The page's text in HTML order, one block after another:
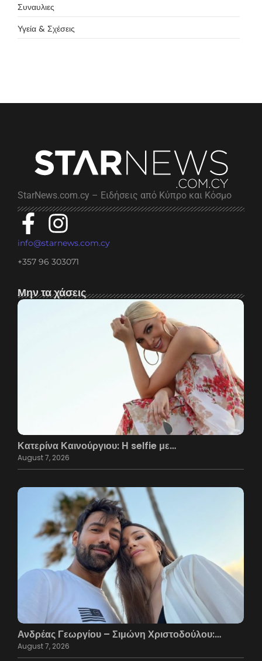
Συναυλιες
Υγεία & Σχέσεις
StarNews.com.cy – Ειδήσεις από Κύπρο και Κόσμο
info@starnews.com.cy
+357 96 303071
Μην τα χάσεις
Κατερίνα Καινούργιου: Η selfie με…
August 7, 2026
Ανδρέας Γεωργίου – Σιμώνη Χριστοδούλου:…
August 7, 2026